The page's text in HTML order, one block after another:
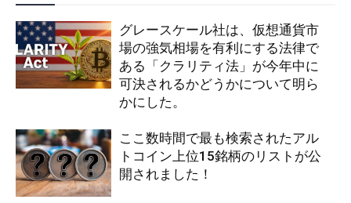
グレースケール社は、仮想通貨市
場の強気相場を有利にする法律で
ある「クラリティ法」が今年中に
可決されるかどうかについて明ら
かにした。
ここ数時間で最も検索されたアル
トコイン上位15銘柄のリストが公
開されました！